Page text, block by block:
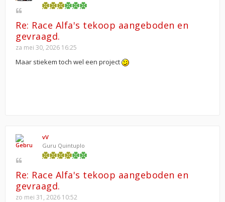
Re: Race Alfa's tekoop aangeboden en
gevraagd.
za mei 30, 2026 16:25
Maar stiekem toch wel een project
vV
Guru Quintuplo
Re: Race Alfa's tekoop aangeboden en
gevraagd.
zo mei 31, 2026 10:52